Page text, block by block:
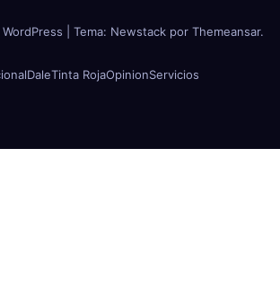
Tema: Newstackpor Themeansar.
DaleTinta RojaOpinionServicios